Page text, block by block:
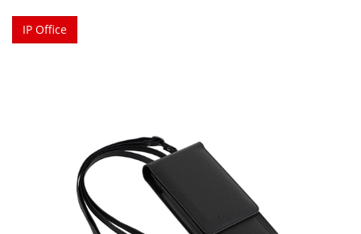
IP Office